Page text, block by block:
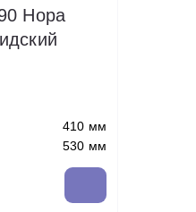
Нора
410 мм
530 мм